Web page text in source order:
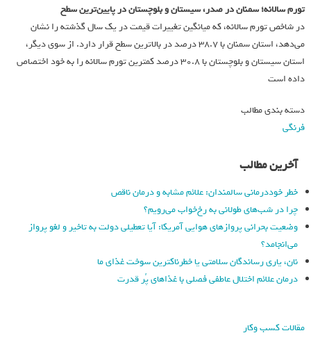
تورم سالانه؛ سمنان در صدر، سیستان و بلوچستان در پایین‌ترین سطح
در شاخص تورم سالانه، که میانگین تغییرات قیمت در یک سال گذشته را نشان
می‌دهد، استان سمنان با ۳۸.۷ درصد در بالاترین سطح قرار دارد. از سوی دیگر،
استان سیستان و بلوچستان با ۳۰.۸ درصد کمترین تورم سالانه را به خود اختصاص
داده است
دسته بندی مطالب
فرنگی
آخرین مطالب
خطر خوددرمانی سالمندان: علائم مشابه و درمان ناقص
چرا در شب‌های طولانی به رخ‌خواب می‌رویم؟
وضعیت بحرانی پروازهای هوایی آمریکا: آیا تعطیلی دولت به تاخیر و لغو پرواز
می‌انجامد؟
نان، یاری رساندگان سلامتی یا خطرناکترین سوخت غذای ما
درمان علائم اختلال عاطفی فصلی با غذاهای پُر قدرت
مقالات کسب وکار